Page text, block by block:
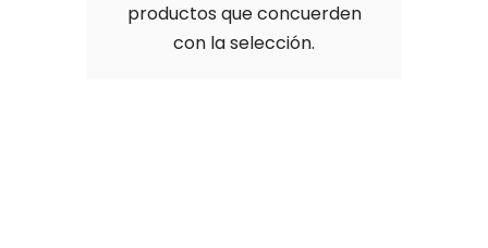
productos que concuerden
con la selección.